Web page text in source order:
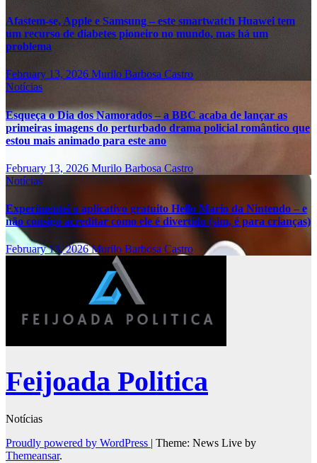
Afastem-se, Apple e Samsung – este smartwatch Huawei tem
um recurso de diabetes pioneiro no mundo, mas há um
problema
February 13, 2026 Murilo Barbosa Castro
Notícias
Esqueça o Dia dos Namorados – a BBC acaba de lançar as
primeiras imagens do perturbado drama policial romântico que
estou mais animado para este ano
February 13, 2026 Murilo Barbosa Castro
Notícias
Experimentei o aplicativo gratuito Hello Mario da Nintendo – e
não consigo acreditar como ele é divertido (sim, é para crianças)
February 13, 2026Murilo Barbosa Castro
Feijoada Politica
Notícias
Proudly powered by WordPress | Theme: News Live by
Themeansar.